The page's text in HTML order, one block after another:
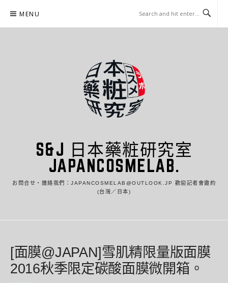
content
MENU
S&J 日本藥粧研究室
JAPANCOSMELAB.
お問合せ・連絡我們：JAPANCOSMELAB@OUTLOOK.JP 歡迎記者會邀約
(台灣／日本)
[面膜@JAPAN]雪肌精限量版面膜
2016秋季限定碳酸面膜微開箱。